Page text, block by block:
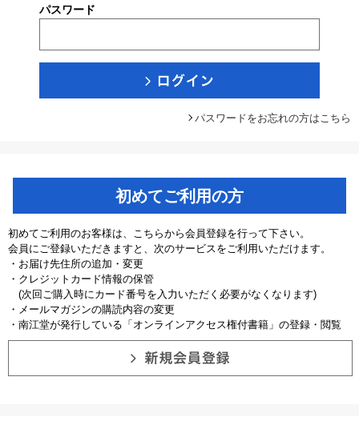
パスワード
パスワードをお忘れの方はこちら
初めてご利用の方
初めてご利用のお客様は、こちらから会員登録を行って下さい。
会員にご登録いただきますと、次のサービスをご利用いただけます。
・お届け先住所の追加・変更
・クレジットカード情報の保管
(次回ご購入時にカード番号を入力いただく必要がなくなります)
・メールマガジンの購読内容の変更
・南江堂が発行している「オンラインアクセス権付書籍」の登録・閲覧